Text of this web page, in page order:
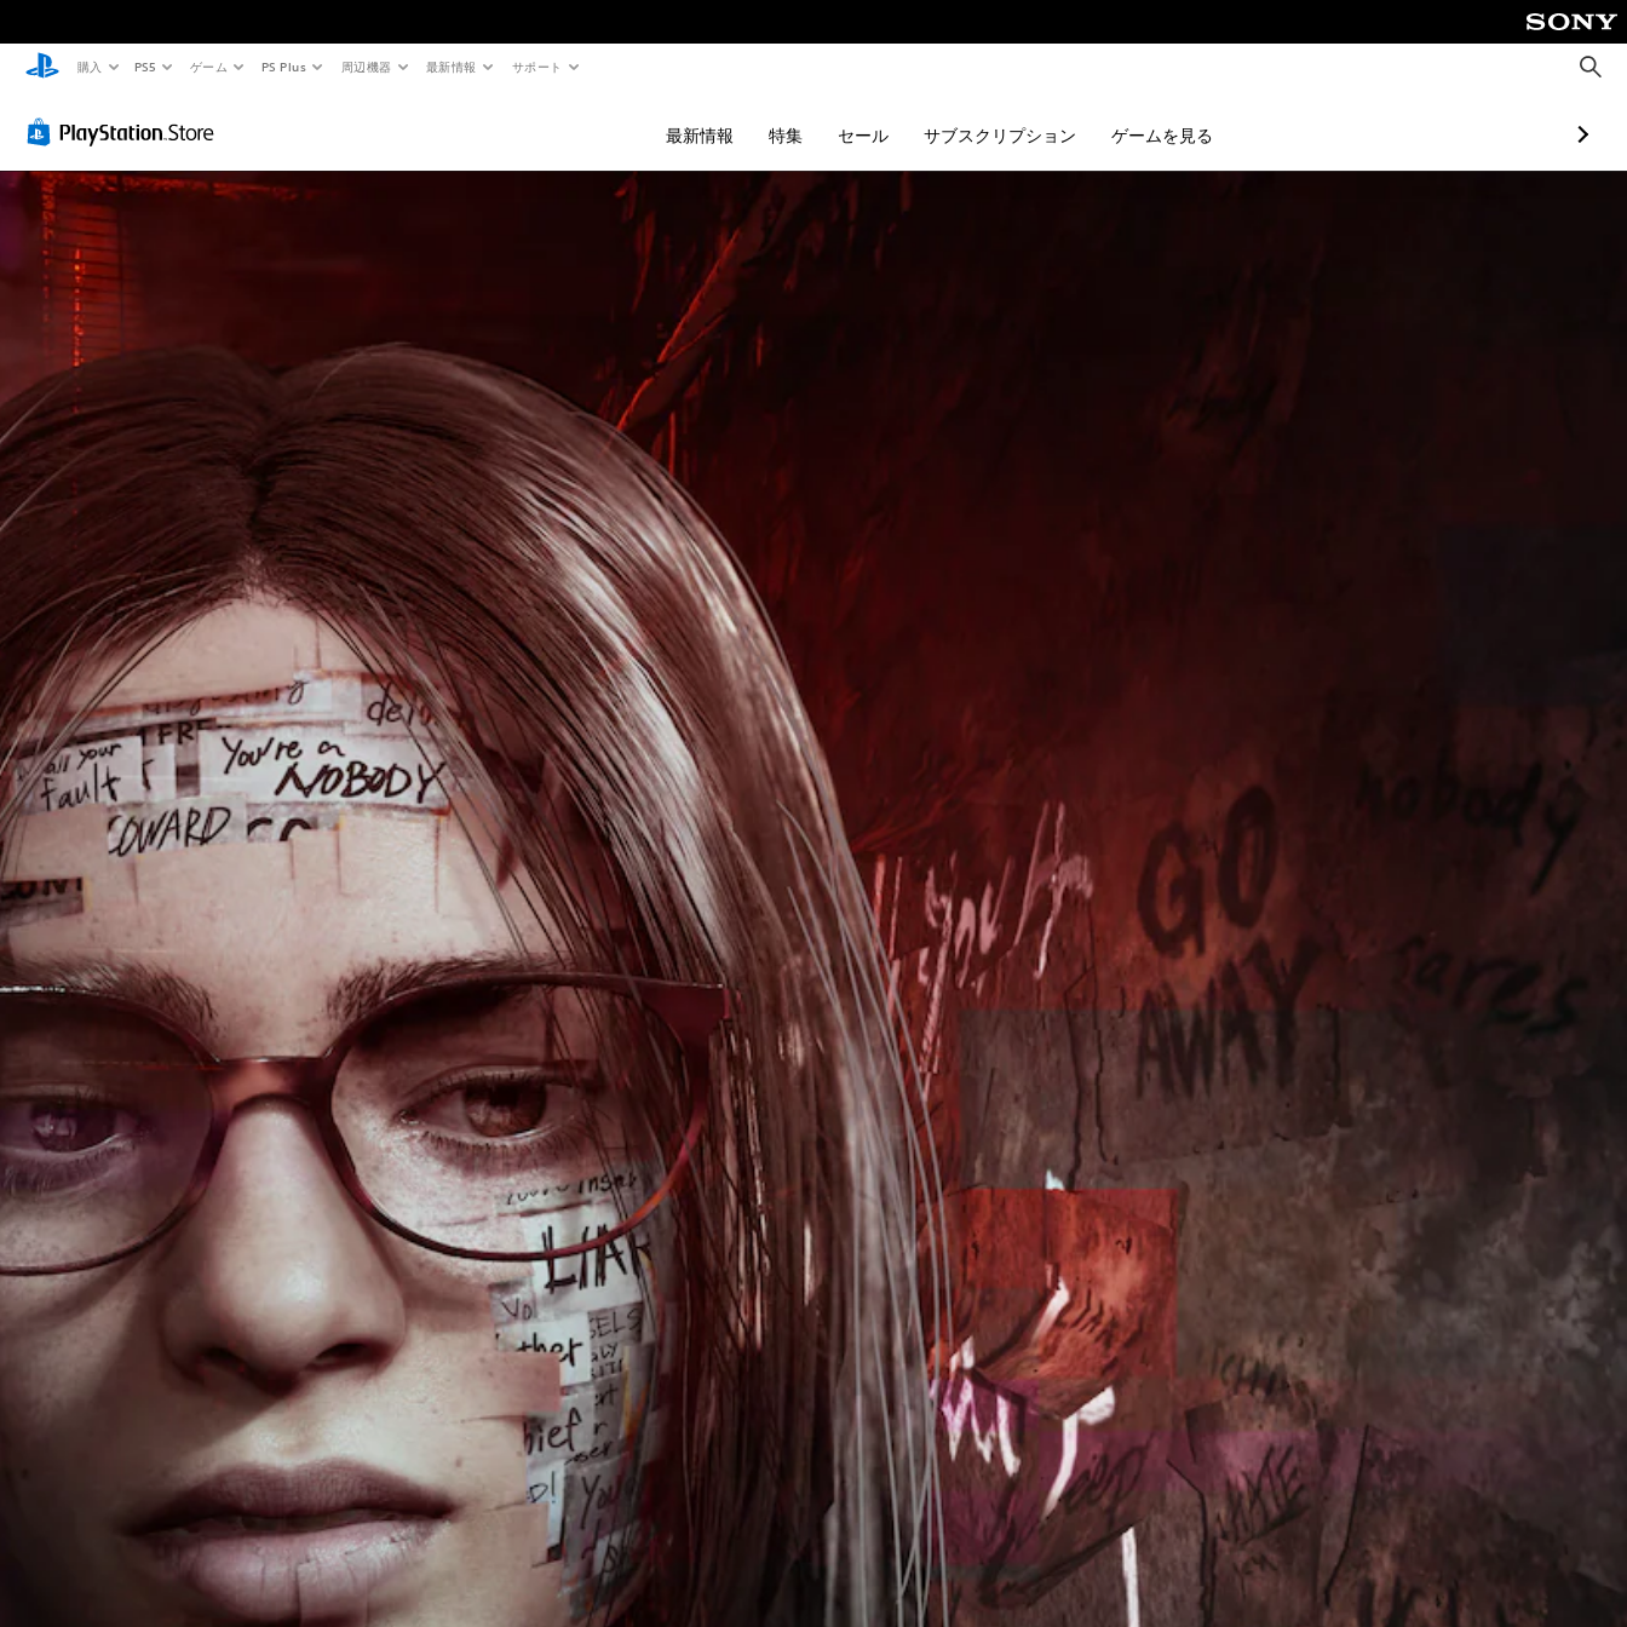
購入 PS5 ゲーム PS Plus 周辺機器 最新情報 サポート
検
索
最新情報 特集 セール サブスクリプション ゲームを見る